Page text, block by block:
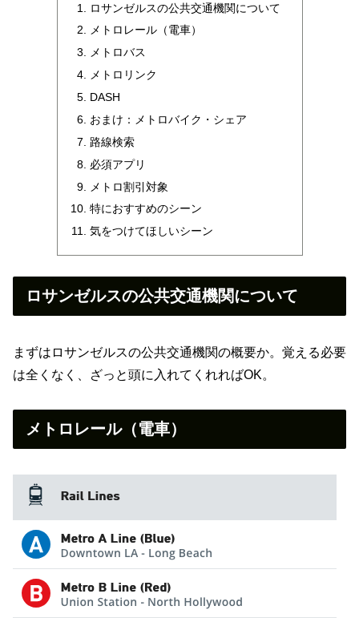
ロサンゼルスの公共交通機関について
メトロレール（電車）
メトロバス
メトロリンク
DASH
おまけ：メトロバイク・シェア
路線検索
必須アプリ
メトロ割引対象
特におすすめのシーン
気をつけてほしいシーン
ロサンゼルスの公共交通機関について
まずはロサンゼルスの公共交通機関の概要か。覚える必要
は全くなく、ざっと頭に入れてくれればOK。
メトロレール（電車）